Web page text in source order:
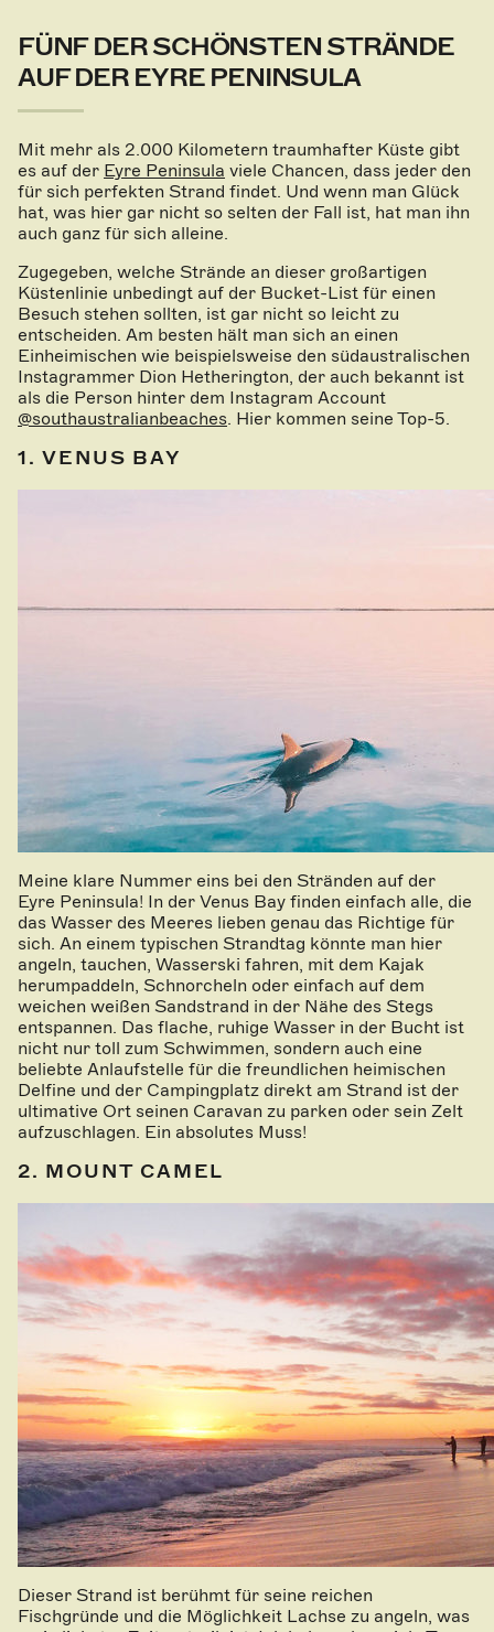
FÜNF DER SCHÖNSTEN STRÄNDE
AUF DER EYRE PENINSULA
Mit mehr als 2.000 Kilometern traumhafter Küste gibt
es auf der Eyre Peninsula viele Chancen, dass jeder den
für sich perfekten Strand findet. Und wenn man Glück
hat, was hier gar nicht so selten der Fall ist, hat man ihn
auch ganz für sich alleine.
Zugegeben, welche Strände an dieser großartigen
Küstenlinie unbedingt auf der Bucket-List für einen
Besuch stehen sollten, ist gar nicht so leicht zu
entscheiden. Am besten hält man sich an einen
Einheimischen wie beispielsweise den südaustralischen
Instagrammer Dion Hetherington, der auch bekannt ist
als die Person hinter dem Instagram Account
@southaustralianbeaches. Hier kommen seine Top-5.
1. VENUS BAY
Meine klare Nummer eins bei den Stränden auf der
Eyre Peninsula! In der Venus Bay finden einfach alle, die
das Wasser des Meeres lieben genau das Richtige für
sich. An einem typischen Strandtag könnte man hier
angeln, tauchen, Wasserski fahren, mit dem Kajak
herumpaddeln, Schnorcheln oder einfach auf dem
weichen weißen Sandstrand in der Nähe des Stegs
entspannen. Das flache, ruhige Wasser in der Bucht ist
nicht nur toll zum Schwimmen, sondern auch eine
beliebte Anlaufstelle für die freundlichen heimischen
Delfine und der Campingplatz direkt am Strand ist der
ultimative Ort seinen Caravan zu parken oder sein Zelt
aufzuschlagen. Ein absolutes Muss!
2. MOUNT CAMEL
Dieser Strand ist berühmt für seine reichen
Fischgründe und die Möglichkeit Lachse zu angeln, was